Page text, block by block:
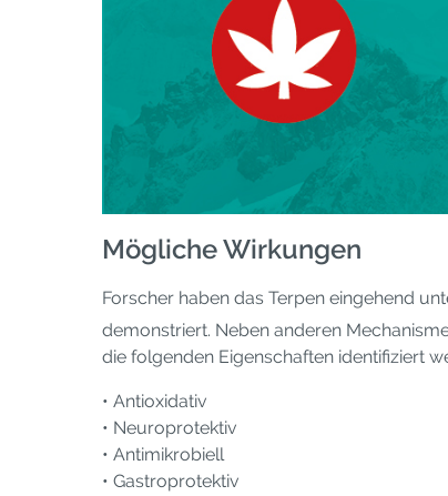
Mögliche Wirkungen
Forscher haben das Terpen eingehend
demonstriert. Neben anderen
die folgenden Eigenschaften identifiziert
• Antioxidativ
• Neuroprotektiv
• Antimikrobiell
• Gastroprotektiv